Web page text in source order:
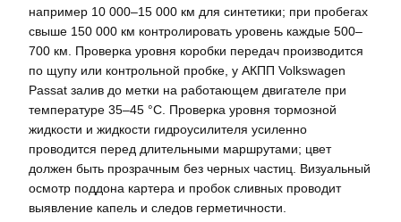
например 10 000–15 000 км для синтетики; при пробегах
свыше 150 000 км контролировать уровень каждые 500–
700 км. Проверка уровня коробки передач производится
по щупу или контрольной пробке, у АКПП Volkswagen
Passat залив до метки на работающем двигателе при
температуре 35–45 °C. Проверка уровня тормозной
жидкости и жидкости гидроусилителя усиленно
проводится перед длительными маршрутами; цвет
должен быть прозрачным без черных частиц. Визуальный
осмотр поддона картера и пробок сливных проводит
выявление капель и следов герметичности.